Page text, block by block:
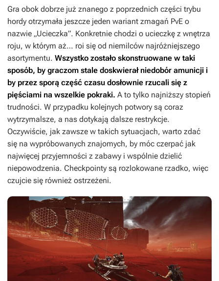
Gra obok dobrze już znanego z poprzednich części trybu
hordy otrzymała jeszcze jeden wariant zmagań PvE o
nazwie „Ucieczka”. Konkretnie chodzi o ucieczkę z wnętrza
roju, w którym aż… roi się od niemilców najróżniejszego
asortymentu. Wszystko zostało skonstruowane w taki
sposób, by graczom stale doskwierał niedobór amunicji i
by przez sporą część czasu dosłownie rzucali się z
pięściami na wszelkie pokraki. A to tylko najniższy stopień
trudności. W przypadku kolejnych potwory są coraz
wytrzymalsze, a nas dotykają dalsze restrykcje.
Oczywiście, jak zawsze w takich sytuacjach, warto zdać
się na wypróbowanych znajomych, by móc czerpać jak
najwięcej przyjemności z zabawy i wspólnie dzielić
niepowodzenia. Checkpointy są rozlokowane rzadko, więc
czujcie się również ostrzeżeni.